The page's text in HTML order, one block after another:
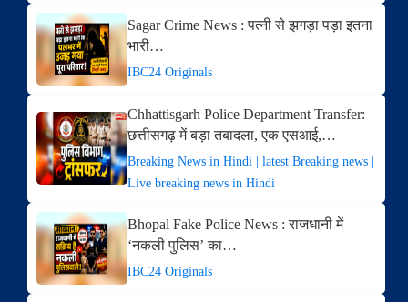
Sagar Crime News : पत्नी से झगड़ा पड़ा इतना
भारी…
IBC24 Originals
Chhattisgarh Police Department Transfer:
छत्तीसगढ़ में बड़ा तबादला, एक एसआई,…
Breaking News in Hindi | latest Breaking news |
Live breaking news in Hindi
Bhopal Fake Police News : राजधानी में
‘नकली पुलिस’ का…
IBC24 Originals